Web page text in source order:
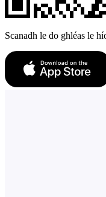
Scanadh le do ghléas le